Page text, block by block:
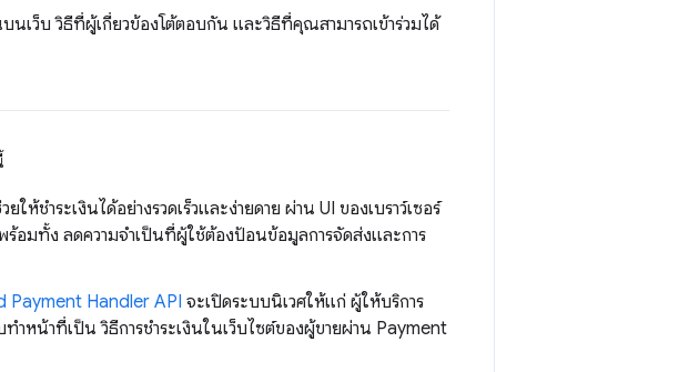
นเว็บ วิธีที่ผู้เกี่ยวข้องโต้ตอบกัน และวิธีที่คุณสามารถเข้าร่วมได้
ยให้ชำระเงินได้อย่างรวดเร็วและง่ายดาย ผ่าน UI ของเบราว์เซอร์
อมทั้ง ลดความจำเป็นที่ผู้ใช้ต้องป้อนข้อมูลการจัดส่งและการ
Payment Handler API จะเปิดระบบนิเวศให้แก่ ผู้ให้บริการ
ำหน้าที่เป็น วิธีการชำระเงินในเว็บไซต์ของผู้ขายผ่าน Payment